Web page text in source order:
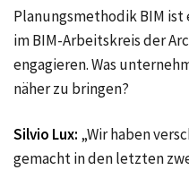
Planungsmethodik BIM ist
im BIM-Arbeitskreis der
engagieren. Was
näher zu bringen?
Silvio Lux: „Wir haben
gemacht in den letzten